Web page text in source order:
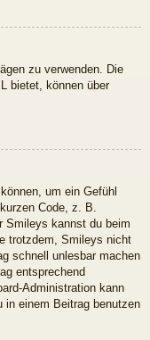
zu verwenden. Die
bietet, können über
um ein Gefühl
Code, z. B.
Smileys kannst du beim
trotzdem, Smileys nicht
schnell unlesbar machen
entsprechend
Administration kann
in einem Beitrag benutzen